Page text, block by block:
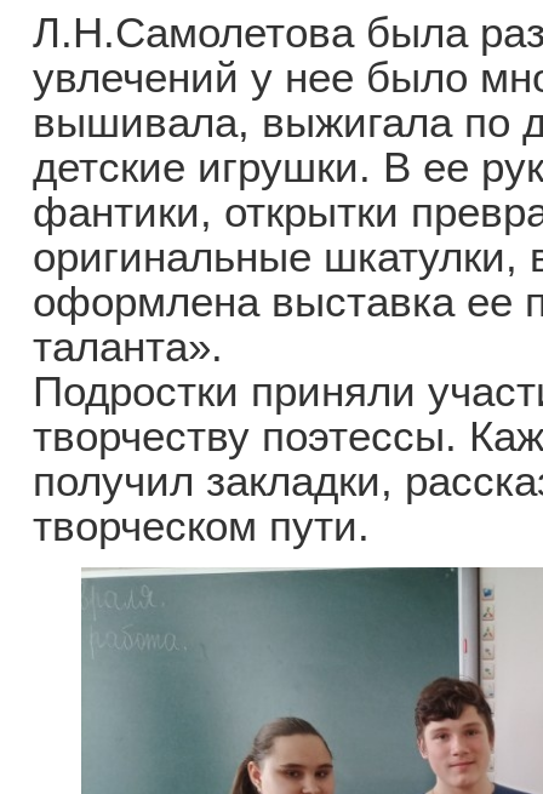
Л.Н.Самолетова была
увлечений у нее было
вышивала, выжигала по
детские игрушки. В ее
фантики, открытки
оригинальные шкатулки,
оформлена выставка ее
таланта».
Подростки приняли
творчеству поэтессы.
получил закладки,
творческом пути.